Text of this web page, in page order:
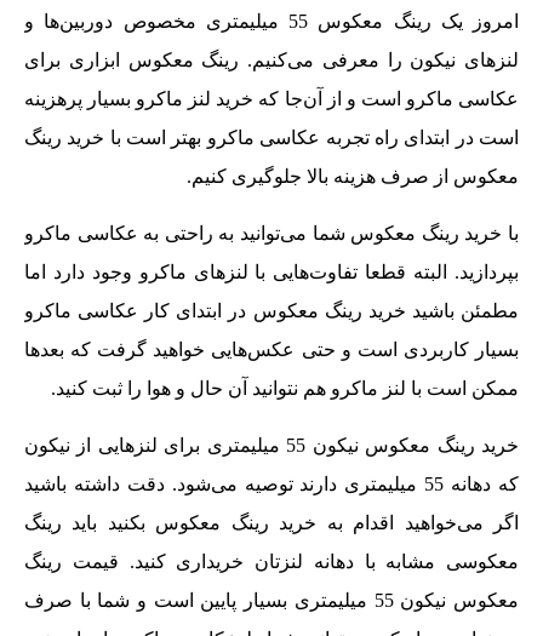
امروز یک رینگ معکوس 55 میلیمتری مخصوص دوربین‌ها و
لنزهای نیکون را معرفی می‌کنیم. رینگ معکوس ابزاری برای
عکاسی ماکرو است و از آن‌جا که خرید لنز ماکرو بسیار پرهزینه
است در ابتدای راه تجربه عکاسی ماکرو بهتر است با خرید رینگ
معکوس از صرف هزینه بالا جلوگیری کنیم.
با خرید رینگ معکوس شما می‌توانید به راحتی به عکاسی ماکرو
بپردازید. البته قطعا تفاوت‌هایی با لنزهای ماکرو وجود دارد اما
مطمئن باشید خرید رینگ معکوس در ابتدای کار عکاسی ماکرو
بسیار کاربردی است و حتی عکس‌هایی خواهید گرفت که بعدها
ممکن است با لنز ماکرو هم نتوانید آن حال و هوا را ثبت کنید.
خرید رینگ معکوس نیکون 55 میلیمتری برای لنزهایی از نیکون
که دهانه 55 میلیمتری دارند توصیه می‌شود. دقت داشته باشید
اگر می‌خواهید اقدام به خرید رینگ معکوس بکنید باید رینگ
معکوسی مشابه با دهانه لنزتان خریداری کنید. قیمت رینگ
معکوس نیکون 55 میلیمتری بسیار پایین است و شما با صرف